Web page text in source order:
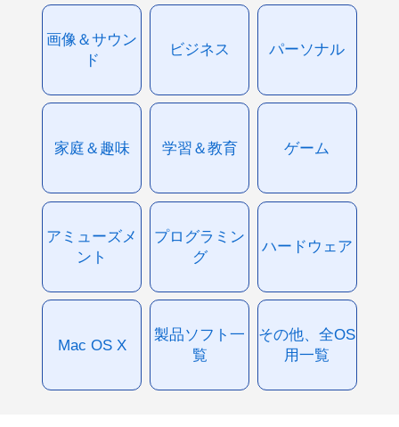
画像＆サウン
ド
ビジネス パーソナル
家庭＆趣味 学習＆教育 ゲーム
アミューズメ
ント
プログラミン
グ
ハードウェア
Mac OS X
製品ソフト一
覧
その他、全OS
用一覧